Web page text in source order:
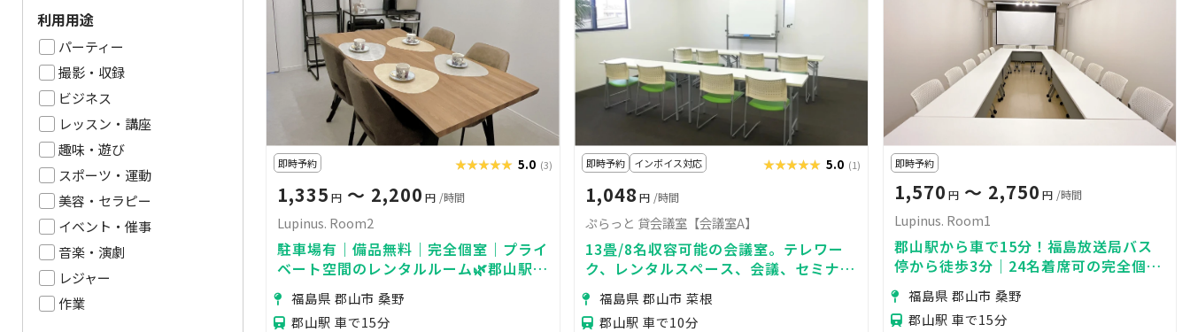
利用用途
パーティー
撮影・収録
ビジネス
レッスン・講座
趣味・遊び
スポーツ・運動
美容・セラピー
イベント・催事
音楽・演劇
レジャー
作業
即時予約 ★★★★★
★★★★★ 5.0 (3)
1,335 円 〜 2,200 円 /時間
Lupinus. Room2
駐車場有｜備品無料｜完全個室｜プライ
ベート空間のレンタルルーム🌿郡山駅か
ら車で15分福島放送局バス停から徒歩3
分の好立地
福島県 郡山市 桑野
郡山駅 車で15分
即時予約 インボイス対応 ★★★★★
★★★★★5.0 (1)
1,048 円 /時間
ぷらっと 貸会議室【会議室A】
13畳/8名収容可能の会議室。テレワー
ク、レンタルスペース、会議、セミナ
ー、研修等に（Wi-Fi完備）
福島県 郡山市 菜根
郡山駅 車で10分
即時予約
1,570 円〜 2,750 円 /時間
Lupinus. Room1
郡山駅から車で15分！福島放送局バス
停から徒歩3分｜24名着席可の完全個
室！WiFiホワイトボード等備品全て無
料！の多目的スペース
福島県 郡山市 桑野
郡山駅 車で15分